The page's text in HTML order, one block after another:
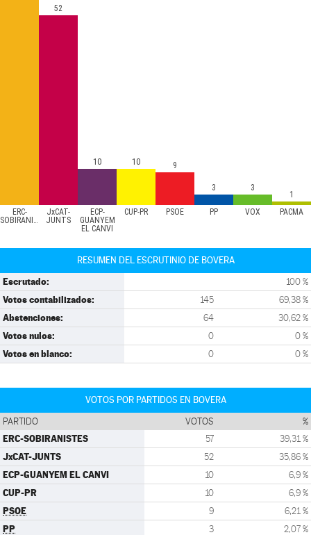
ERC-
SOBIRANISTES
JxCAT-
JUNTS
ECP-
GUANYEM
EL CANVI
CUP-PR PSOE PP VOX PACMA
52
10 10 9
3 3
1
RESUMEN DEL ESCRUTINIO DE BOVERA
Escrutado: 100 %
Votos contabilizados: 145 69,38 %
Abstenciones: 64 30,62 %
Votos nulos: 0 0 %
Votos en blanco: 0 0 %
VOTOS POR PARTIDOS EN BOVERA
PARTIDO VOTOS %
ERC-SOBIRANISTES 57 39,31 %
JxCAT-JUNTS 52 35,86 %
ECP-GUANYEM EL CANVI 10 6,9 %
CUP-PR 10 6,9 %
PSOE 9 6,21 %
PP 3 2,07 %